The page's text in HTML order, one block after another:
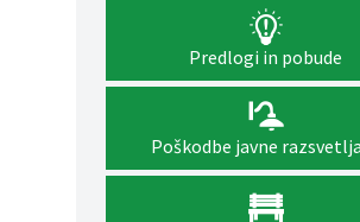
Predlogi in pobude
Poškodbe javne